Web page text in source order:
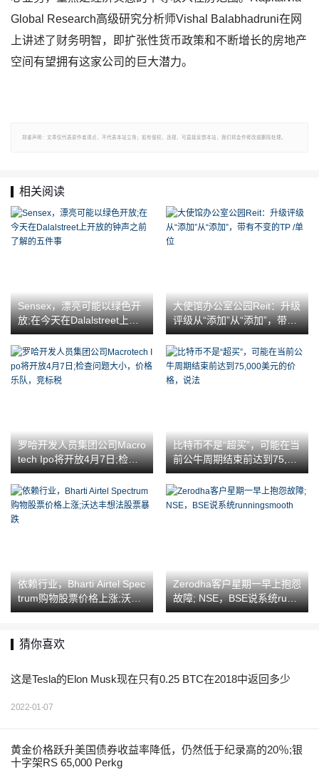
Global Research高级研究分析师Vishal Balabhadruni在网
上讲述了财务明智，即扩张性货币政策和不断增长的房地产
空间有望拥有这家公司的巨大潜力。
郑重声明：文章仅代表原作者观点，不代表本站立场；如有侵权、违规，可直接反馈本站，我们将会作修改或删除处理。
相关阅读
Sensex，漂亮可能以绿色开
放;在今天在Dalalstreet上开
放的钟声之前了解的五件事
大使馆办公室公园Reit：升级
评级从“添加”从“添加”，带有
不变的TP /单位
罗哈开发人员集团公司Macro
tech Ipo将开放4月7日;检查
问题大小，价格乐队，竞标
税
比特币不是“超买”，可能在当
前公牛周期结束前达到75,00
0美元的价格，说法
依赖行业，Bharti Airtel Spec
trum购物股票价格上涨;沃达
丰想法股票暴跌
Zerodha客户星期一早上抱怨
故障; NSE，BSE说系统runni
ngsmooth
猜你喜欢
这是Tesla的Elon Musk现在只有0.25 BTC在2018中返回多少
2022-01-07
黄金价格跃升美国债券收益率降低，仍然低于纪录高的20％;银
十字架RS 65,000 Perkg